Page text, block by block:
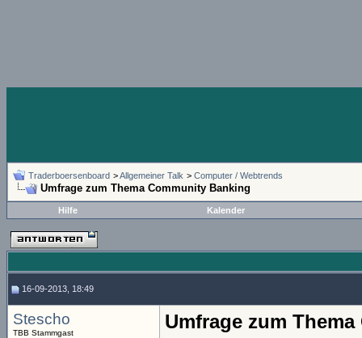
Traderboersenboard >Allgemeiner Talk > Computer / Webtrends
Umfrage zum Thema Community Banking
Hilfe Kalender
16-09-2013, 18:49
Stescho
TBB Stammgast
Umfrage zum